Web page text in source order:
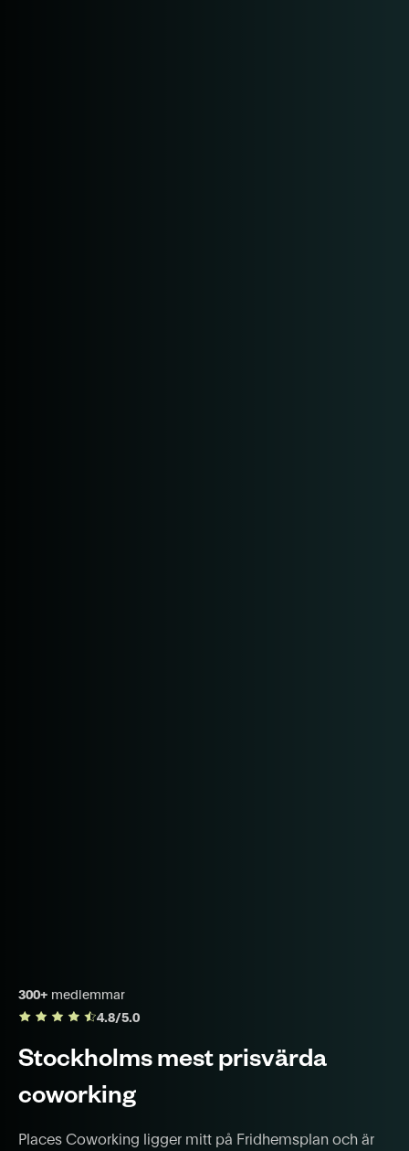
300+ medlemmar
4.8/5.0
Stockholms mest prisvärda
coworking
Places Coworking ligger mitt på Fridhemsplan och är